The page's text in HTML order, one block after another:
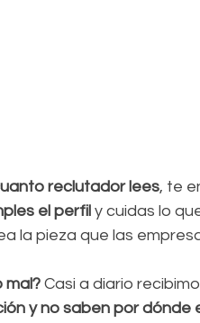
reclutador lees, te
el perfil y cuidas lo
la pieza que las
mal? Casi a diario
y no saben por dónde